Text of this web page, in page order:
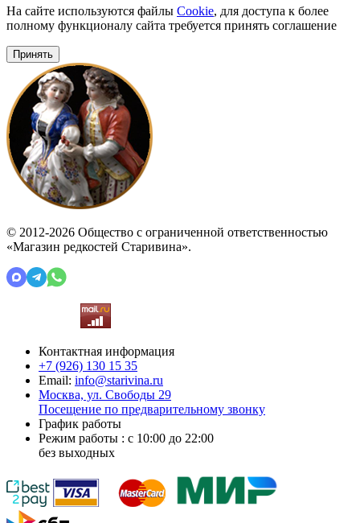
На сайте используются файлы Cookie, для доступа к более
полному функционалу сайта требуется принять соглашение
Принять
© 2012-2026 Общество с ограниченной ответственностью
«Магазин редкостей Старивина».
Контактная информация
+7 (926) 130 15 35
Email: info@starivina.ru
Москва, ул. Свободы 29
Посещение по предварительному звонку
График работы
Режим работы : с 10:00 до 22:00
без выходных